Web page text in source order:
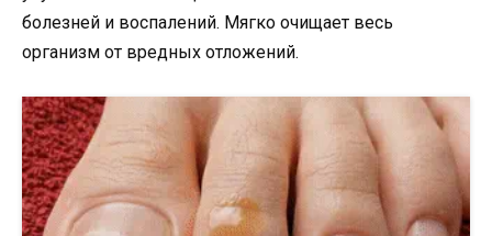
болезней и воспалений. Мягко очищает весь
организм от вредных отложений.